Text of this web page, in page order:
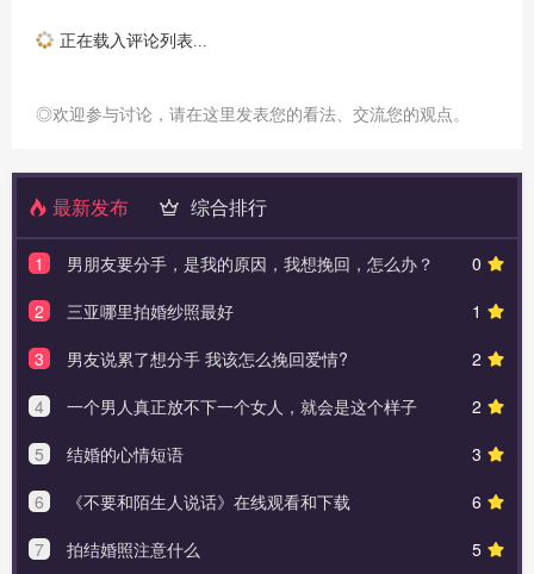
正在载入评论列表...
◎欢迎参与讨论，请在这里发表您的看法、交流您的观点。
最新发布 综合排行
0
1
男朋友要分手，是我的原因，我想挽回，怎么办？
1
2
三亚哪里拍婚纱照最好
2
3
男友说累了想分手 我该怎么挽回爱情?
2
4
一个男人真正放不下一个女人，就会是这个样子
3
5
结婚的心情短语
6
6
《不要和陌生人说话》在线观看和下载
5
7
拍结婚照注意什么